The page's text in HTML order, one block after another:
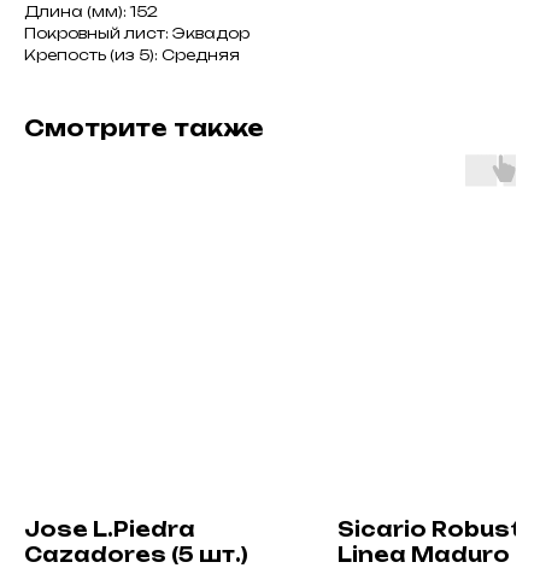
Длина (мм): 152
Покровный лист: Эквадор
Крепость (из 5): Средняя
Смотрите также
Jose L.Piedra
Cazadores (5 шт.)
Sicario Robusto
Linea Maduro